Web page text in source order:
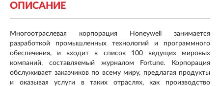
ОПИСАНИЕ
Многоотраслевая корпорация Honeywell занимается
разработкой промышленных технологий и программного
обеспечения, и входит в список 100 ведущих мировых
компаний, составляемый журналом Fortune. Корпорация
обслуживает заказчиков по всему миру, предлагая продукты
и оказывая услуги в таких отраслях, как производство